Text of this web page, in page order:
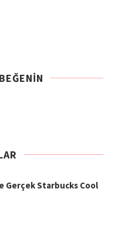
Gerçek Starbucks Cool